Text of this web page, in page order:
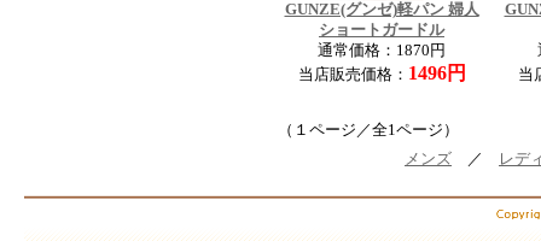
GUNZE(グンゼ)軽パン 婦人
ショートガードル
通常価格：1870円
当店販売価格： 1496円
当
（１ページ／全1ページ）
メンズ ／ レデ